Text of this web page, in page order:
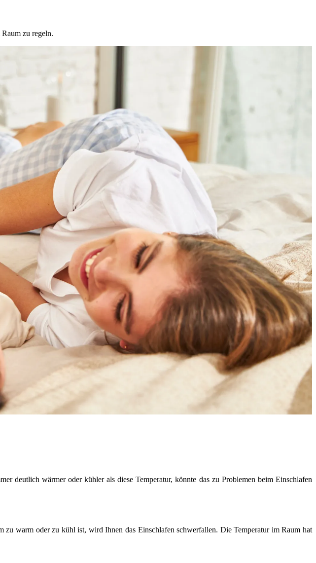
zu regeln.
deutlich wärmer oder kühler als diese Temperatur, könnte das zu Problemen beim Einschlafen
warm oder zu kühl ist, wird Ihnen das Einschlafen schwerfallen. Die Temperatur im Raum hat